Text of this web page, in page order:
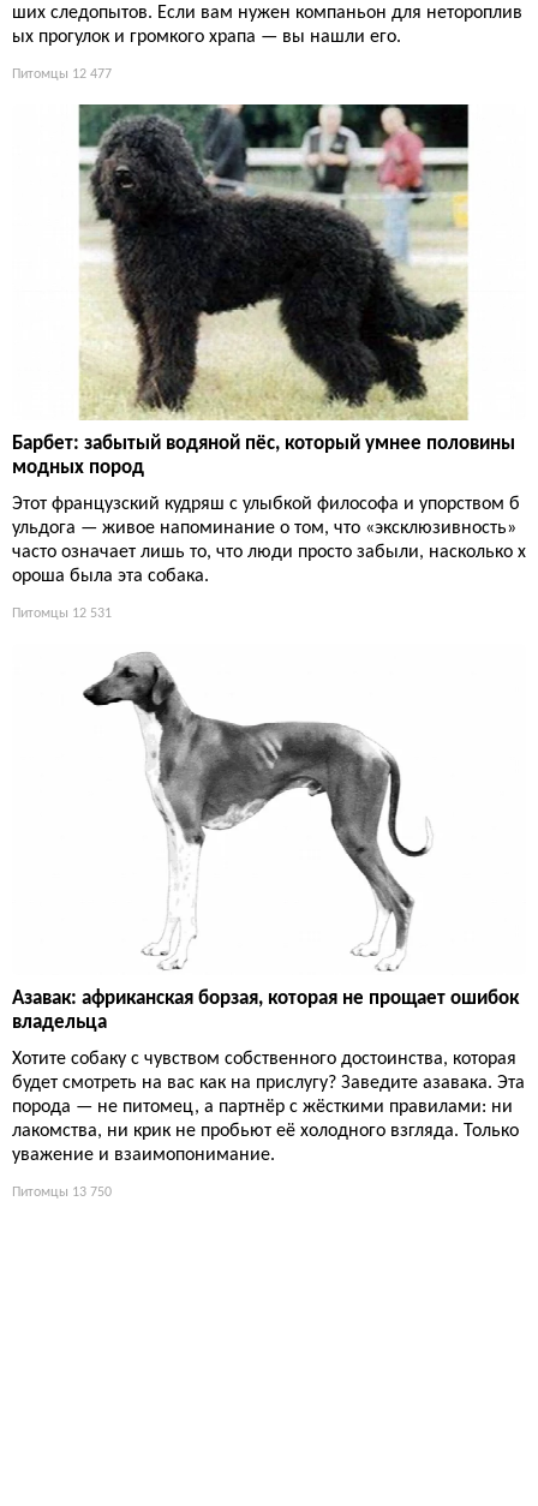
ших следопытов. Если вам нужен компаньон для нетороплив
ых прогулок и громкого храпа — вы нашли его.
Питомцы 12 477
Барбет: забытый водяной пёс, который умнее половины
модных пород
Этот французский кудряш с улыбкой философа и упорством б
ульдога — живое напоминание о том, что «эксклюзивность»
часто означает лишь то, что люди просто забыли, насколько х
ороша была эта собака.
Питомцы 12 531
Азавак: африканская борзая, которая не прощает ошибок
владельца
Хотите собаку с чувством собственного достоинства, которая
будет смотреть на вас как на прислугу? Заведите азавака. Эта
порода — не питомец, а партнёр с жёсткими правилами: ни
лакомства, ни крик не пробьют её холодного взгляда. Только
уважение и взаимопонимание.
Питомцы 13 750